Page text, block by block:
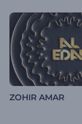
ZOHIR AMAR